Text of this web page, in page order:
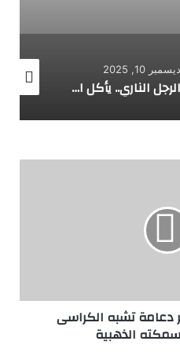
ديسمبر 10, 2025
الرجل الناري.. يأكل الجمر ويثني الحديد بأسنانه
ديسمبر 10, 2025
تشبه الكراسى
الذهبية